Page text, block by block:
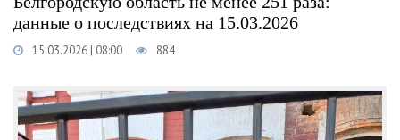
данные о последствиях на 15.03.2026
15.03.2026 | 08:00 884